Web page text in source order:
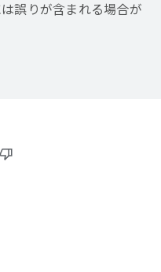
誤りが含まれる場合が